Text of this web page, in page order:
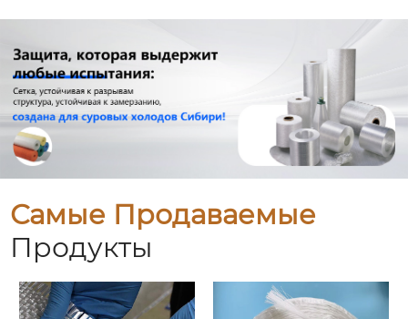
Самые Продаваемые
Продукты